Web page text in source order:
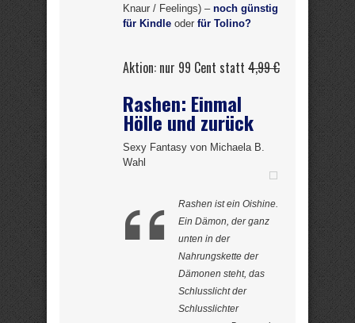
Knaur / Feelings) – noch günstig
für Kindle oder für Tolino?
Aktion: nur 99 Cent statt 4,99 €
Rashen: Einmal
Hölle und zurück
Sexy Fantasy von Michaela B.
Wahl
Rashen ist ein Oishine.
Ein Dämon, der ganz
unten in der
Nahrungskette der
Dämonen steht, das
Schlusslicht der
Schlusslichter